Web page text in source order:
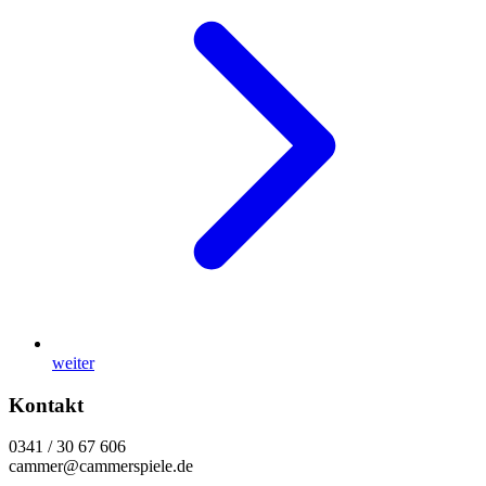
weiter
Kontakt
0341 / 30 67 606
cammer@cammerspiele.de